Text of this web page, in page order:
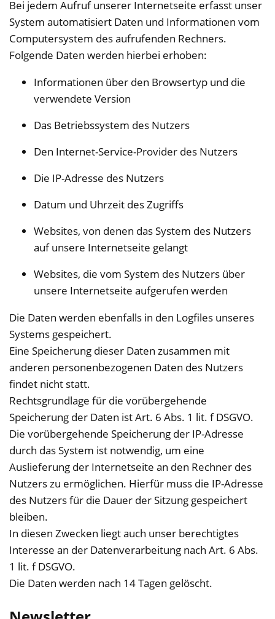
Bei jedem Aufruf unserer Internetseite erfasst unser
System automatisiert Daten und Informationen vom
Computersystem des aufrufenden Rechners.
Folgende Daten werden hierbei erhoben:
Informationen über den Browsertyp und die
verwendete Version
Das Betriebssystem des Nutzers
Den Internet-Service-Provider des Nutzers
Die IP-Adresse des Nutzers
Datum und Uhrzeit des Zugriffs
Websites, von denen das System des Nutzers
auf unsere Internetseite gelangt
Websites, die vom System des Nutzers über
unsere Internetseite aufgerufen werden
Die Daten werden ebenfalls in den Logfiles unseres
Systems gespeichert.
Eine Speicherung dieser Daten zusammen mit
anderen personenbezogenen Daten des Nutzers
findet nicht statt.
Rechtsgrundlage für die vorübergehende
Speicherung der Daten ist Art. 6 Abs. 1 lit. f DSGVO.
Die vorübergehende Speicherung der IP-Adresse
durch das System ist notwendig, um eine
Auslieferung der Internetseite an den Rechner des
Nutzers zu ermöglichen. Hierfür muss die IP-Adresse
des Nutzers für die Dauer der Sitzung gespeichert
bleiben.
In diesen Zwecken liegt auch unser berechtigtes
Interesse an der Datenverarbeitung nach Art. 6 Abs.
1 lit. f DSGVO.
Die Daten werden nach 14 Tagen gelöscht.